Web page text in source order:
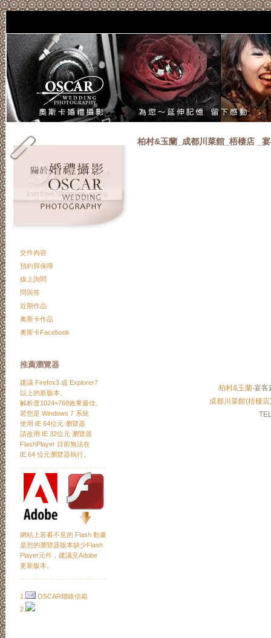
交件內容
預約與保障
線上詢問
問與答
近期作品
奧斯卡作品
奧斯卡Facebook
推薦瀏覽器
建議 Firefox3 或 Explorer7
以上的新版本。
解析度1024×768效果最佳。
若您是 Windows 7 系統
使用 IE 64位元 瀏覽器
請改用 IE 32位元 瀏覽器
FlashPlayer 目前無法在
IE 64 位元瀏覽器執行。
網站上若看不見的 Flash 動畫
是您的瀏覽器版本缺少Flash
Player元件，建議至Adobe
更新版本。
1.
OSCAR聯絡信箱
2.
柏村&玉蘭_成都川菜館_梧棲店 _
柏村&玉蘭‧宴客
成都川菜館(梧棲店